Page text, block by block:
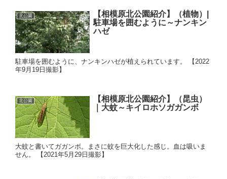
北公園
【相模原北公園紹介】（植物）|
駐車場を囲むように～ナンキン
ハゼ
駐車場を囲むように、ナンキンハゼが植えられています。 【2022
年9月19日撮影】
北公園
【相模原北公園紹介】（昆虫）
｜大蚊～キイロホソガガンボ
大蚊と書いてガガンボ。まさに蚊を巨大化した感じ。血は吸いま
せん。 【2021年5月29日撮影】